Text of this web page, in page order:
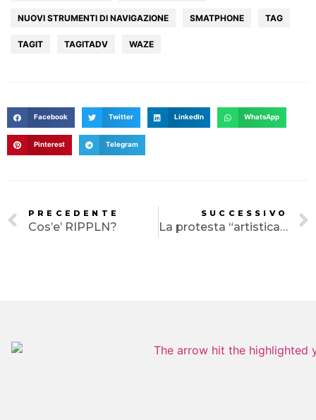
NUOVI STRUMENTI DI NAVIGAZIONE SMATPHONE TAG
TAGIT TAGITADV WAZE
Facebook Twitter LinkedIn WhatsApp
Pinterest Telegram
PRECEDENTE
Cos’e’ RIPPLN?
SUCCESSIVO
La protesta “artistica” contro il fotoritocco.
HOME
CLIENTI